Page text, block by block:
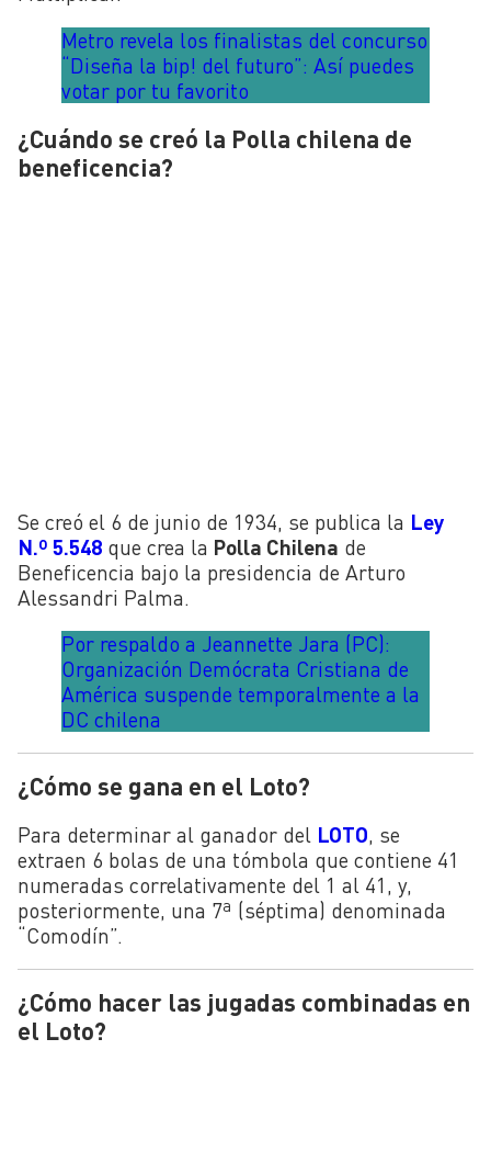
Metro revela los finalistas del concurso
“Diseña la bip! del futuro”: Así puedes
votar por tu favorito
¿Cuándo se creó la Polla chilena de
beneficencia?
Se creó el 6 de junio de 1934, se publica la Ley
N.º 5.548 que crea la Polla Chilena de
Beneficencia bajo la presidencia de Arturo
Alessandri Palma.
Por respaldo a Jeannette Jara (PC):
Organización Demócrata Cristiana de
América suspende temporalmente a la
DC chilena
¿Cómo se gana en el Loto?
Para determinar al ganador del LOTO , se
extraen 6 bolas de una tómbola que contiene 41
numeradas correlativamente del 1 al 41, y,
posteriormente, una 7ª (séptima) denominada
“Comodín”.
¿Cómo hacer las jugadas combinadas en
el Loto?